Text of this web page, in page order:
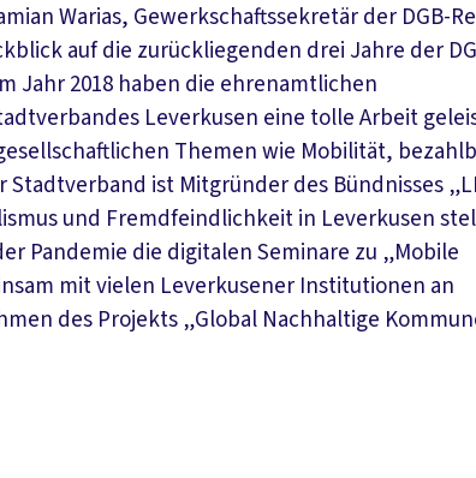
Warias, Gewerkschaftssekretär der DGB-
auf die zurückliegenden drei Jahre der
Jahr 2018 haben die ehrenamtlichen
Leverkusen eine tolle Arbeit
Themen wie Mobilität,
ist Mitgründer des Bündnisses
und Fremdfeindlichkeit in Leverkusen
Pandemie die digitalen Seminare zu „Mobile
mit vielen Leverkusener Institutionen an
des Projekts „Global Nachhaltige